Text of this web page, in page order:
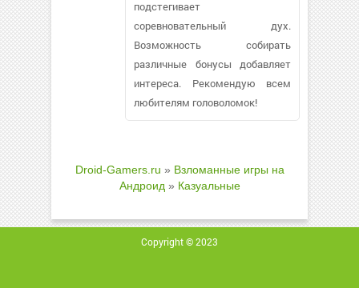
подстегивает
соревновательный дух.
Возможность собирать
различные бонусы добавляет
интереса. Рекомендую всем
любителям головоломок!
Droid-Gamers.ru » Взломанные игры на
Андроид » Казуальные
Copyright © 2023